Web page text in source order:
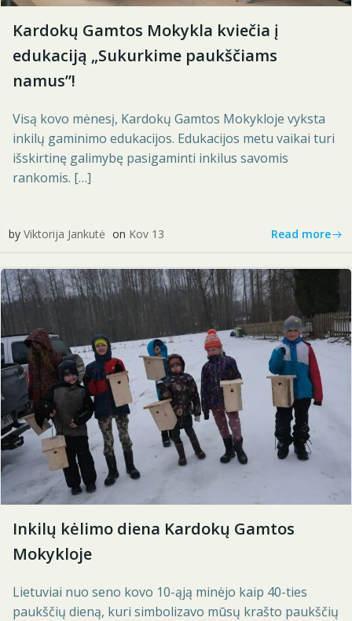
Kardokų Gamtos Mokykla kviečia į
edukaciją „Sukurkime paukščiams
namus”!
Visą kovo mėnesį, Kardokų Gamtos Mokykloje vyksta
inkilų gaminimo edukacijos. Edukacijos metu vaikai turi
išskirtinę galimybę pasigaminti inkilus savomis
rankomis. […]
by Viktorija Jankutė on Kov 13 Read more
Inkilų kėlimo diena Kardokų Gamtos
Mokykloje
Lietuviai nuo seno kovo 10-ąją minėjo kaip 40-ties
paukščių dieną, kuri simbolizavo mūsų krašto paukščių